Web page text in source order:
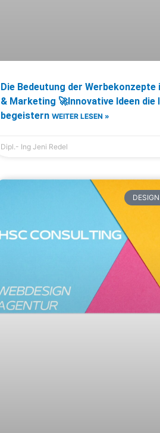
Die Bedeutung der
& Marketing 🚀Innovative Ideen die
begeisternWEITER LESEN »
Dipl.- Ing Jeni Redel